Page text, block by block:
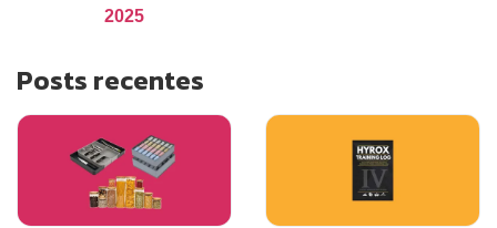
2025
Posts recentes